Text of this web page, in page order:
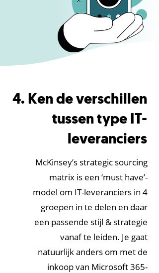
4. Ken de verschillen
tussen type IT-
leveranciers
McKinsey’s strategic sourcing
matrix is een ‘must have’-
model om IT-leveranciers in 4
groepen in te delen en daar
een passende stijl & strategie
vanaf te leiden. Je gaat
natuurlijk anders om met de
inkoop van Microsoft 365-